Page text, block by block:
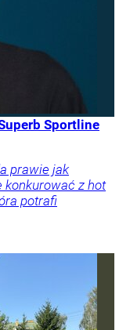
Sportline
prawie jak
konkurować z hot
potrafi